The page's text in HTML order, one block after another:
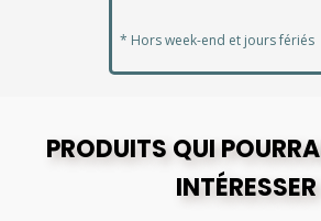
* Hors week-end et jours fériés
PRODUITS QUI
INTÉRESSER